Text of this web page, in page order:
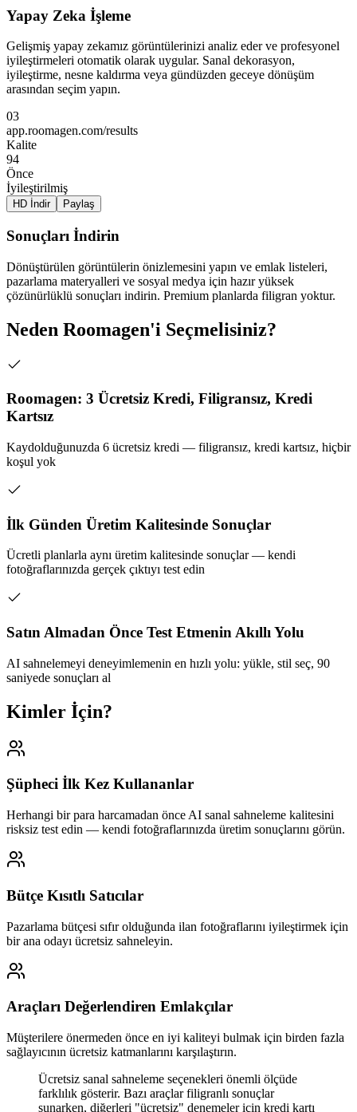
Yapay Zeka İşleme
Gelişmiş yapay zekamız görüntülerinizi analiz eder ve profesyonel
iyileştirmeleri otomatik olarak uygular. Sanal dekorasyon,
iyileştirme, nesne kaldırma veya gündüzden geceye dönüşüm
arasından seçim yapın.
03
app.roomagen.com/results
Kalite
94
Önce
İyileştirilmiş
HD İndir Paylaş
Sonuçları İndirin
Dönüştürülen görüntülerin önizlemesini yapın ve emlak listeleri,
pazarlama materyalleri ve sosyal medya için hazır yüksek
çözünürlüklü sonuçları indirin. Premium planlarda filigran yoktur.
Neden Roomagen'i Seçmelisiniz?
Roomagen: 3 Ücretsiz Kredi, Filigransız, Kredi
Kartsız
Kaydolduğunuzda 6 ücretsiz kredi — filigransız, kredi kartsız, hiçbir
koşul yok
İlk Günden Üretim Kalitesinde Sonuçlar
Ücretli planlarla aynı üretim kalitesinde sonuçlar — kendi
fotoğraflarınızda gerçek çıktıyı test edin
Satın Almadan Önce Test Etmenin Akıllı Yolu
AI sahnelemeyi deneyimlemenin en hızlı yolu: yükle, stil seç, 90
saniyede sonuçları al
Kimler İçin?
Şüpheci İlk Kez Kullananlar
Herhangi bir para harcamadan önce AI sanal sahneleme kalitesini
risksiz test edin — kendi fotoğraflarınızda üretim sonuçlarını görün.
Bütçe Kısıtlı Satıcılar
Pazarlama bütçesi sıfır olduğunda ilan fotoğraflarını iyileştirmek için
bir ana odayı ücretsiz sahneleyin.
Araçları Değerlendiren Emlakçılar
Müşterilere önermeden önce en iyi kaliteyi bulmak için birden fazla
sağlayıcının ücretsiz katmanlarını karşılaştırın.
Ücretsiz sanal sahneleme seçenekleri önemli ölçüde
farklılık gösterir. Bazı araçlar filigranlı sonuçlar
sunarken, diğerleri "ücretsiz" denemeler için kredi kartı